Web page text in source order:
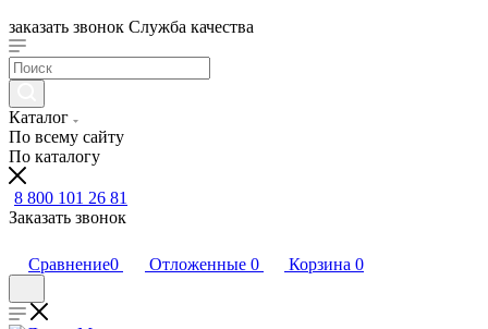
заказать звонок Служба качества
Каталог
По всему сайту
По каталогу
8 800 101 26 81
Заказать звонок
Сравнение0 Отложенные 0 Корзина 0